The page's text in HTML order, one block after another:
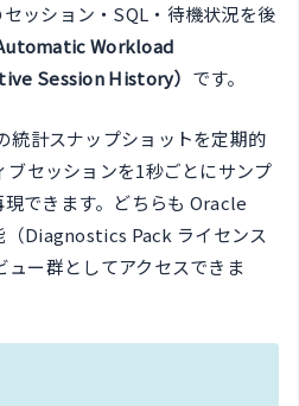
ッション・SQL・待機状況を後
Workload
Session History） です。
統計スナップショットを定期的
ブセッションを1秒ごとにサンプ
できます。どちらも Oracle
Diagnostics Pack ライセンス
ー群としてアクセスできま